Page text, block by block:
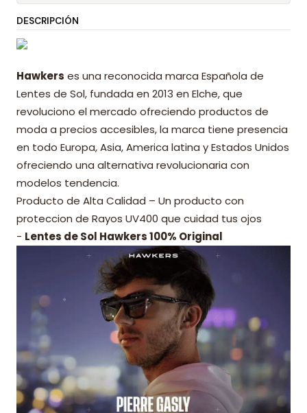
DESCRIPCIÓN
Hawkers es una reconocida marca Española de
Lentes de Sol, fundada en 2013 en Elche, que
revoluciono el mercado ofreciendo productos de
moda a precios accesibles, la marca tiene presencia
en todo Europa, Asia, America latina y Estados Unidos
ofreciendo una alternativa revolucionaria con
modelos tendencia.
Producto de Alta Calidad – Un producto con
proteccion de Rayos UV400 que cuidad tus ojos
- Lentes de Sol Hawkers 100% Original